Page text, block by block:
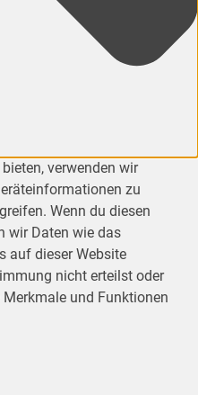
verwenden wir
zu
Wenn du diesen
wir Daten wie das
auf dieser Website
nicht erteilst oder
und Funktionen